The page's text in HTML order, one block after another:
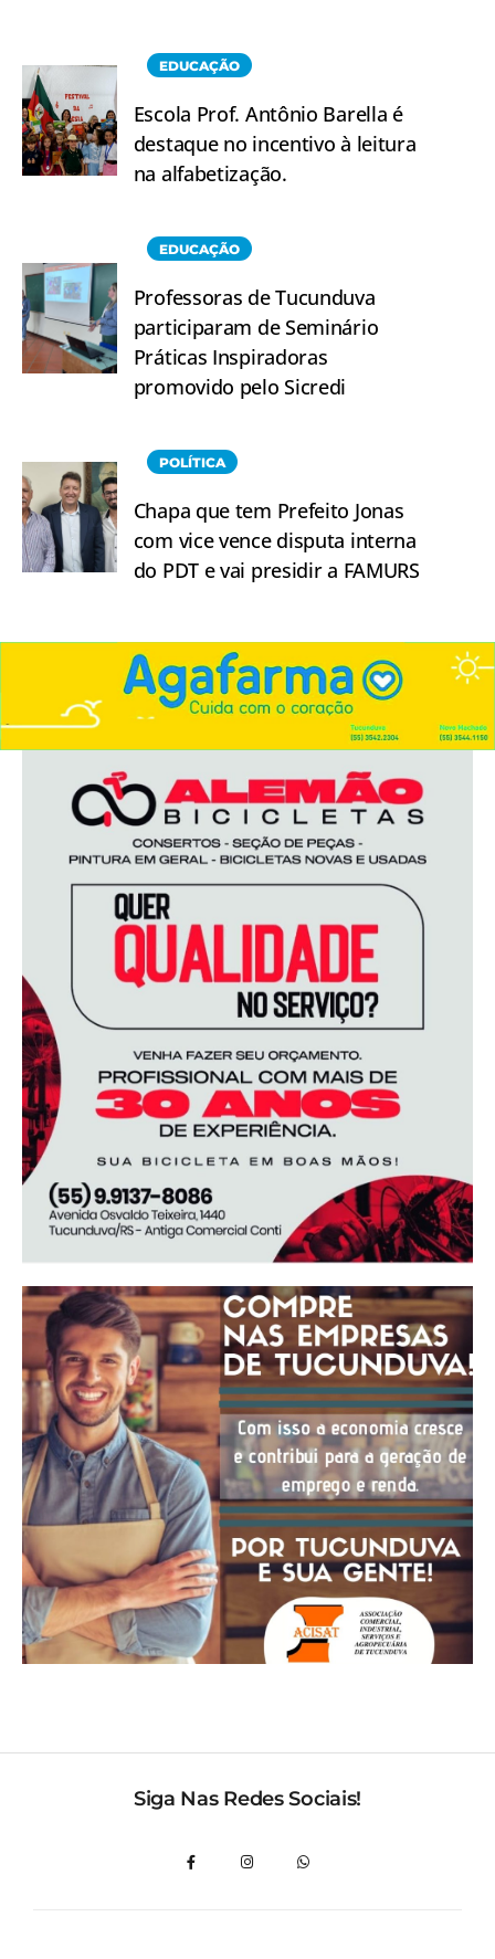
EDUCAÇÃO
Escola Prof. Antônio Barella é
destaque no incentivo à leitura
na alfabetização.
EDUCAÇÃO
Professoras de Tucunduva
participaram de Seminário
Práticas Inspiradoras
promovido pelo Sicredi
POLÍTICA
Chapa que tem Prefeito Jonas
com vice vence disputa interna
do PDT e vai presidir a FAMURS
Siga Nas Redes Sociais!